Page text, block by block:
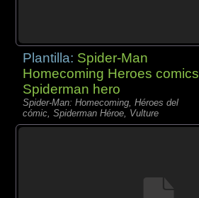
Plantilla: Spider-Man
Homecoming Heroes comics
Spiderman hero
Spider-Man: Homecoming, Héroes del
cómic, Spiderman Héroe, Vulture